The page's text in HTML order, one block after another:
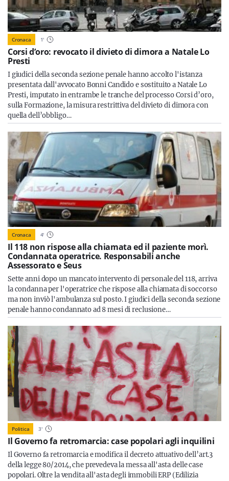
Cronaca 1'
Corsi d’oro: revocato il divieto di dimora a Natale Lo
Presti
I giudici della seconda sezione penale hanno accolto l'istanza
presentata dall'avvocato Bonni Candido e sostituito a Natale Lo
Presti, imputato in entrambe le tranche del processo Corsi d’oro,
sulla Formazione, la misura restrittiva del divieto di dimora con
quella dell’obbligo…
Cronaca 4'
Il 118 non rispose alla chiamata ed il paziente morì.
Condannata operatrice. Responsabili anche
Assessorato e Seus
Sette anni dopo un mancato intervento di personale del 118, arriva
la condanna per l'operatrice che rispose alla chiamata di soccorso
ma non inviò l'ambulanza sul posto. I giudici della seconda sezione
penale hanno condannato ad 8 mesi di reclusione…
Politica 3'
Il Governo fa retromarcia: case popolari agli inquilini
Il Governo fa retromarcia e modifica il decreto attuativo dell’art.3
della legge 80/2014, che prevedeva la messa all'asta delle case
popolari. Oltre la vendita all'asta degli immobili ERP (Edilizia